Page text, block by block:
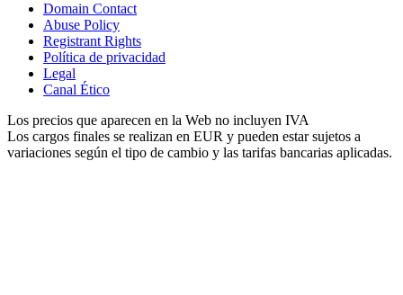
Domain Contact
Abuse Policy
Registrant Rights
Política de privacidad
Legal
Canal Ético
Los precios que aparecen en la Web no incluyen IVA
Los cargos finales se realizan en EUR y pueden estar sujetos a
variaciones según el tipo de cambio y las tarifas bancarias aplicadas.